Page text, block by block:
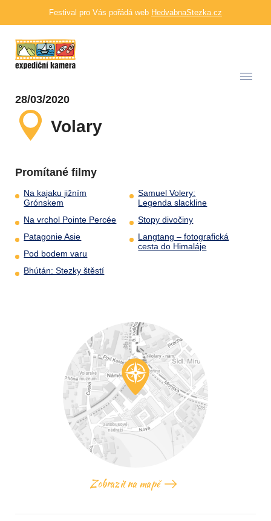
Festival pro Vás pořádá web HedvabnaStezka.cz
28/03/2020
Volary
Promítané filmy
Na kajaku jižním
Grónskem
Na vrchol Pointe Percée
Patagonie Asie
Pod bodem varu
Bhútán: Stezky štěstí
Samuel Volery:
Legenda slackline
Stopy divočiny
Langtang – fotografická
cesta do Himaláje
Zobrazit na mapě